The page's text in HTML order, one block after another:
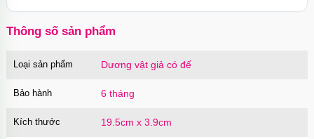
Củ sạc Hoco Mini Travel Charger 10.5W
MãHOCO 90.000₫
Thông số sản phẩm
Loại sản phẩm Dương vật giả có đế
Bảo hành 6 tháng
Kích thước 19.5cm x 3.9cm